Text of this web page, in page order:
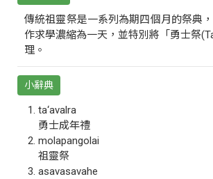
傳統祖靈祭是一系列為期四個月的祭典
作求學濃縮為一天，並特別將「勇士祭
理。
小辭典
ta‘avalra
勇士成年禮
molapangolai
祖靈祭
asavasavahe